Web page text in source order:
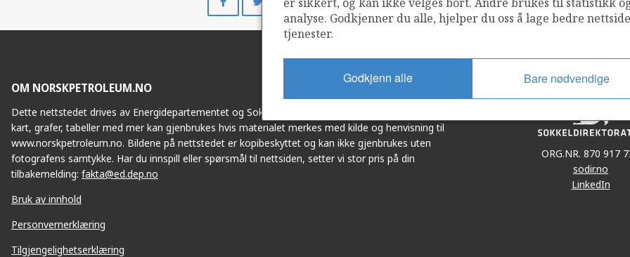
på
Facebook
på
Twitter
på
LinkedIn
i
e-
analyse. Godkjenner du alle, hjelper du oss å lage bedre
tjenester.
Godkjenn alle Bare nødvendige
OM NORSKPETROLEUM.NO
Dette nettstedet drives av Energidepartementet og Sokkeldirektoratet i samarbeid. Illustrasjoner,
kart, grafer, tabeller med mer kan gjenbrukes hvis materialet merkes med kilde og henvisning til
www.norskpetroleum.no. Bildene på nettstedet er kopibeskyttet og kan ikke gjenbrukes uten
fotografens samtykke. Har du innspill eller spørsmål til nettsiden, setter vi stor pris på din
tilbakemelding: fakta@ed.dep.no
Bruk av innhold
Personvernerklæring
Tilgjengelighetserklæring
ORG.NR. 870 917
sodir.no
LinkedIn